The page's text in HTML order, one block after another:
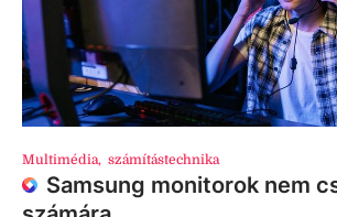
Multimédia, számítástechnika
Samsung monitorok nem